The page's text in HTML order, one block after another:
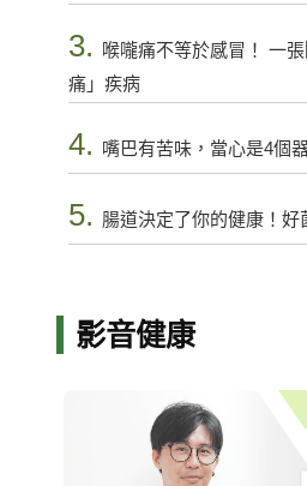
3.
喉嚨痛不等於感冒！ 一
痛」疾病
4. 嘴巴有苦味，當心是4個
5. 腸道決定了你的健康！好
影音健康